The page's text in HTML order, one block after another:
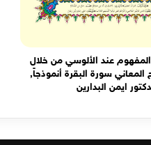
عند الألوسي من خلال
سورة البقرة أنموذجاً,
ايمن البدارين